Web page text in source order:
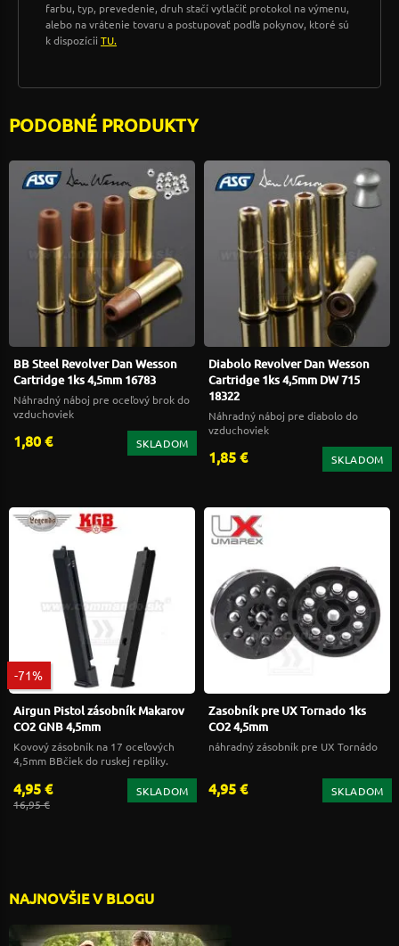
farbu, typ, prevedenie, druh stačí vytlačiť protokol na výmenu,
alebo na vrátenie tovaru a postupovať podľa pokynov, ktoré sú
k dispozícii TU.
PODOBNÉ PRODUKTY
BB Steel Revolver Dan Wesson
Cartridge 1ks 4,5mm 16783
Náhradný náboj pre oceľový brok do
vzduchoviek
1,80 € SKLADOM
Diabolo Revolver Dan Wesson
Cartridge 1ks 4,5mm DW 715
18322
Náhradný náboj pre diabolo do
vzduchoviek
1,85 € SKLADOM
-71%
Airgun Pistol zásobník Makarov
CO2 GNB 4,5mm
Kovový zásobník na 17 oceľových
4,5mm BBčiek do ruskej repliky.
4,95 €
16,95 €
SKLADOM
Zasobník pre UX Tornado 1ks
CO2 4,5mm
náhradný zásobník pre UX Tornádo
4,95 € SKLADOM
NAJNOVŠIE V BLOGU